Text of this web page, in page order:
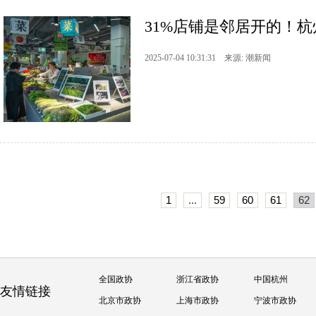
31%店铺是邻居开的！
2025-07-04 10:31:31 来源: 潮新闻
1 ... 59 60 61 62
友情链接
全国政协 浙江省政协 中国杭州
北京市政协 上海市政协 宁波市政协